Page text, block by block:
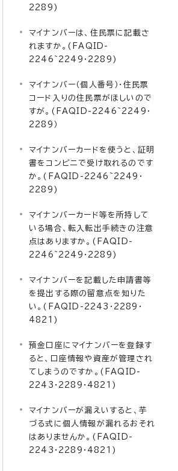
2289)
マイナンバーは、住民票に記載さ
れますか。(FAQID-
2246~2249・2289)
マイナンバー（個人番号）・住民票
コード入りの住民票がほしいので
すが。(FAQID-2246~2249・
2289）
マイナンバーカードを使うと、証明
書をコンビニで受け取れるのです
か。(FAQID-2246~2249・
2289)
マイナンバーカード等を所持して
いる場合、転入転出手続きの注意
点はありますか。(FAQID-
2246~2249・2289)
マイナンバーを記載した申請書等
を提出する際の留意点を知りた
い。(FAQID-2243・2289・
4821)
預金口座にマイナンバーを登録す
ると、口座情報や資産が管理され
てしまうのですか。(FAQID-
2243・2289・4821)
マイナンバーが漏えいすると、芋
づる式に個人情報が漏れるおそれ
はありませんか。(FAQID-
2243・2289・4821)